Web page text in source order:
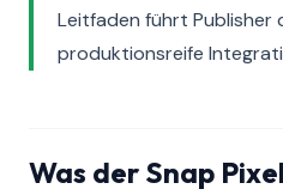
Leitfaden führt Publisher
produktionsreife
Was der Snap